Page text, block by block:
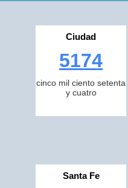
Ciudad
5174
cinco mil ciento setenta
y cuatro
Santa Fe